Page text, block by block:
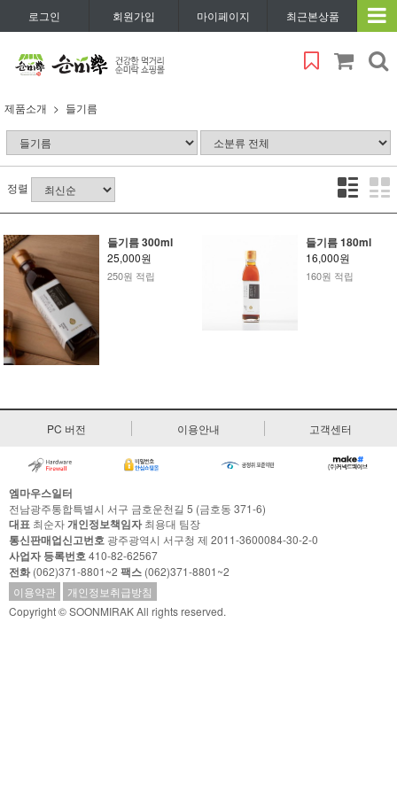
로그인 회원가입 마이페이지 최근본상품
제품소개 들기름
정렬
들기름 300ml
25,000원
250원 적립
들기름 180ml
16,000원
160원 적립
PC 버전 이용안내 고객센터
엠마우스일터
전남광주통합특별시 서구 금호운천길 5 (금호동 371-6)
대표 최순자개인정보책임자최용대 팀장
통신판매업신고번호 광주광역시 서구청 제 2011-3600084-30-2-0
사업자 등록번호410-82-62567
전화(062)371-8801~2 팩스 (062)371-8801~2
이용약관
개인정보취급방침
Copyright © SOONMIRAK All rights reserved.